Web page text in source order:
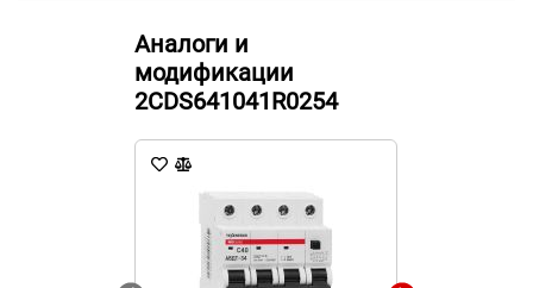
Аналоги и
модификации
2CDS641041R0254